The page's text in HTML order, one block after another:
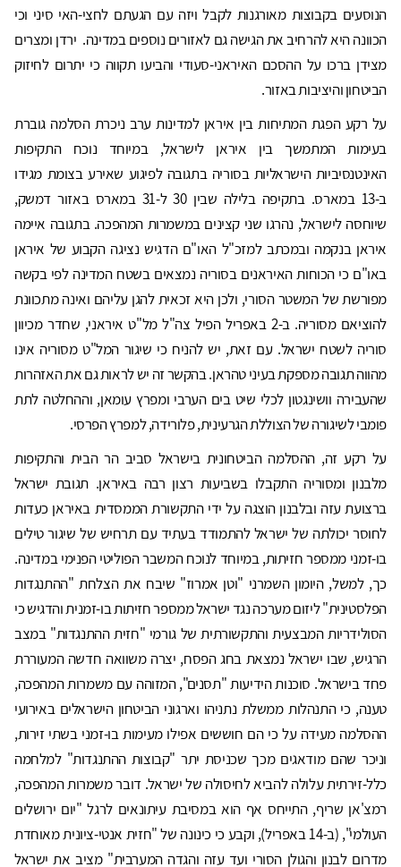
הנוסעים בקבוצות מאורגנות לקבל ויזה עם הגעתם לחצי-האי סיני וכי
הכוונה היא להרחיב את הגישה גם לאזורים נוספים במדינה. ירדן ומצרים
מצידן ברכו על ההסכם האיראני-סעודי והביעו תקווה כי יתרום לחיזוק
הביטחון והיציבות באזור.
על רקע הפגת המתיחות בין איראן למדינות ערב ניכרת הסלמה גוברת
בעימות המתמשך בין איראן לישראל, במיוחד נוכח התקיפות
האינטנסיביות הישראליות בסוריה בתגובה לפיגוע שאירע בצומת מגידו
ב-13 במארס. בתקיפה בלילה שבין 30 ל-31 במארס באזור דמשק,
שיוחסה לישראל, נהרגו שני קצינים במשמרות המהפכה. בתגובה איימה
איראן בנקמה ובמכתב למזכ"ל האו"ם הדגיש נציגה הקבוע של איראן
באו"ם כי הכוחות האיראנים בסוריה נמצאים בשטח המדינה לפי בקשה
מפורשת של המשטר הסורי, ולכן היא זכאית להגן עליהם ואינה מתכוונת
להוציאם מסוריה. ב-2 באפריל הפיל צה"ל מל"ט איראני, שחדר מכיוון
סוריה לשטח ישראל. עם זאת, יש להניח כי שיגור המל"ט מסוריה אינו
מהווה תגובה מספקת בעיני טהראן. בהקשר זה יש לראות גם את האזהרות
שהעבירה וושינגטון לכלי שיט בים הערבי ומפרץ עומאן, וההחלטה לתת
פומבי לשיגורה של הצוללת הגרעינית, פלורידה, למפרץ הפרסי.
על רקע זה, ההסלמה הביטחונית בישראל סביב הר הבית והתקיפות
מלבנון ומסוריה התקבלו בשביעות רצון רבה באיראן. תגובת ישראל
ברצועת עזה ובלבנון הוצגה על ידי התקשורת הממסדית באיראן כעדות
לחוסר יכולתה של ישראל להתמודד בעתיד עם תרחיש של שיגור טילים
בו-זמני ממספר חזיתות, במיוחד לנוכח המשבר הפוליטי הפנימי במדינה.
כך, למשל, היומון השמרני "וטן אמרוז" שיבח את הצלחת "ההתנגדות
הפלסטינית" ליזום מערכה נגד ישראל ממספר חזיתות בו-זמנית והדגיש כי
הסולידריות המבצעית והתקשורתית של גורמי "חזית ההתנגדות" במצב
הרגיש, שבו ישראל נמצאת בחג הפסח, יצרה משוואה חדשה המעוררת
פחד בישראל. סוכנות הידיעות "תסנים", המזוהה עם משמרות המהפכה,
טענה, כי התנהלות ממשלת נתניהו וארגוני הביטחון הישראלים באירועי
ההסלמה מעידה על כי הם חוששים אפילו מעימות בו-זמני בשתי זירות,
וניכר שהם מודאגים מכך שכניסת יתר "קבוצות ההתנגדות" למלחמה
כלל-זירתית עלולה להביא לחיסולה של ישראל. דובר משמרות המהפכה,
רמצ'אן שריף, התייחס אף הוא במסיבת עיתונאים לרגל "יום ירושלים
העולמי", (ב-14 באפריל), וקבע כי כינונה של "חזית אנטי-ציונית מאוחדת
מדרום לבנון והגולן הסורי ועד עזה והגדה המערבית" מציב את ישראל